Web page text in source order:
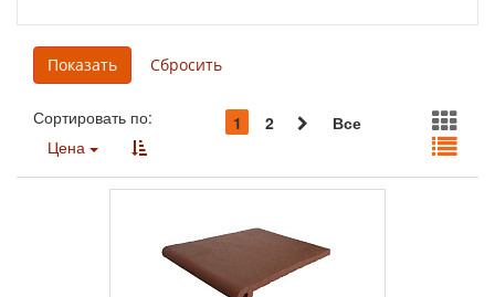
Сортировать по:
Цена
1 2 Все